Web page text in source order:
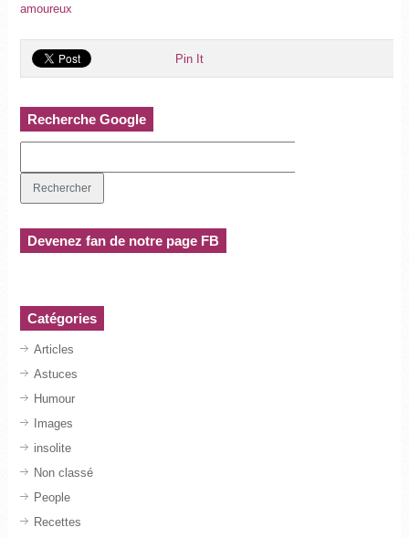
amoureux
Pin It
Recherche Google
Devenez fan de notre page FB
Catégories
Articles
Astuces
Humour
Images
insolite
Non classé
People
Recettes